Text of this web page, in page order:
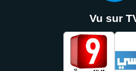
Vu sur